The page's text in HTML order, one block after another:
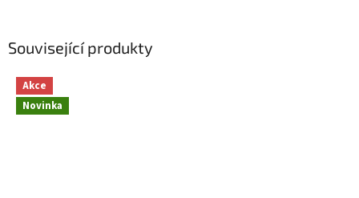
Související produkty
Akce
Novinka